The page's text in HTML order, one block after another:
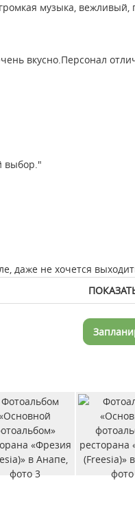
музыка,
вкусно.Персонал
выбор."
даже не хочется